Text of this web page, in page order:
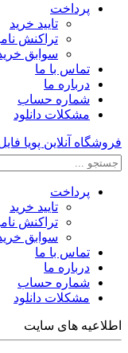
پرداخت
تایید خرید
تراکنش
سوابق
تماس با ما
درباره ما
شماره حساب
مشکلات دانلود
فروشگاه آنلاین پویا
پرداخت
تایید خرید
تراکنش
سوابق
تماس با ما
درباره ما
شماره حساب
مشکلات دانلود
اطلاعیه های سایت